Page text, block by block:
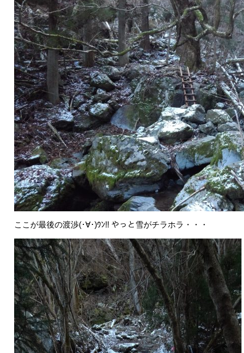
ここが最後の渡渉(･∀･)ｳﾝ!! やっと雪がチラホラ・・・